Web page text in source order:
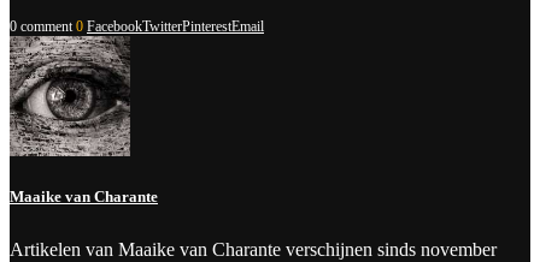
0 comment 0 FacebookTwitterPinterestEmail
Maaike van Charante
Artikelen van Maaike van Charante verschijnen sinds november